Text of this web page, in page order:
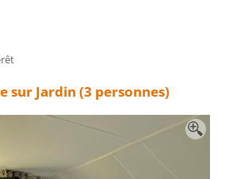
sur Jardin (3 personnes)